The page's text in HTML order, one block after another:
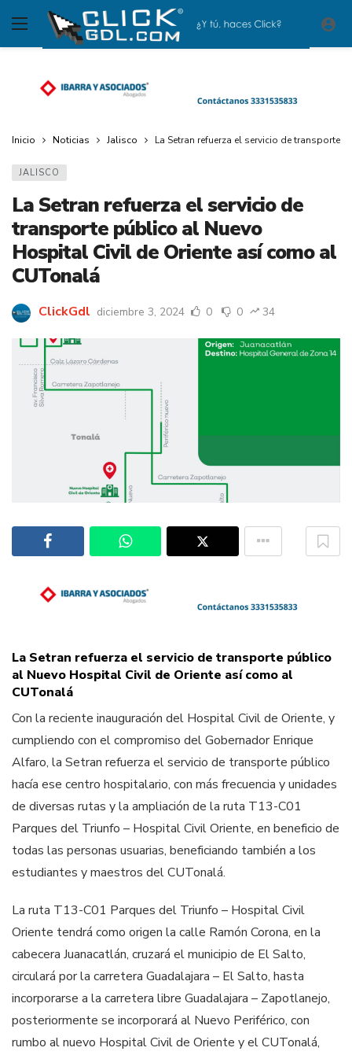
Inicio Noticias Jalisco La Setran refuerza el servicio de transporte
JALISCO
La Setran refuerza el servicio de
transporte público al Nuevo
Hospital Civil de Oriente así como al
CUTonalá
ClickGdl diciembre 3, 2024 0 0 34
La Setran refuerza el servicio de transporte público
al Nuevo Hospital Civil de Oriente así como al
CUTonalá
Con la reciente inauguración del Hospital Civil de Oriente, y
cumpliendo con el compromiso del Gobernador Enrique
Alfaro, la Setran refuerza el servicio de transporte público
hacía ese centro hospitalario, con más frecuencia y unidades
de diversas rutas y la ampliación de la ruta T13-C01
Parques del Triunfo – Hospital Civil Oriente, en beneficio de
todas las personas usuarias, beneficiando también a los
estudiantes y maestros del CUTonalá.
La ruta T13-C01 Parques del Triunfo – Hospital Civil
Oriente tendrá como origen la calle Ramón Corona, en la
cabecera Juanacatlán, cruzará el municipio de El Salto,
circulará por la carretera Guadalajara – El Salto, hasta
incorporarse a la carretera libre Guadalajara – Zapotlanejo,
posteriormente se incorporará al Nuevo Periférico, con
rumbo al nuevo Hospital Civil de Oriente y el CUTonalá,